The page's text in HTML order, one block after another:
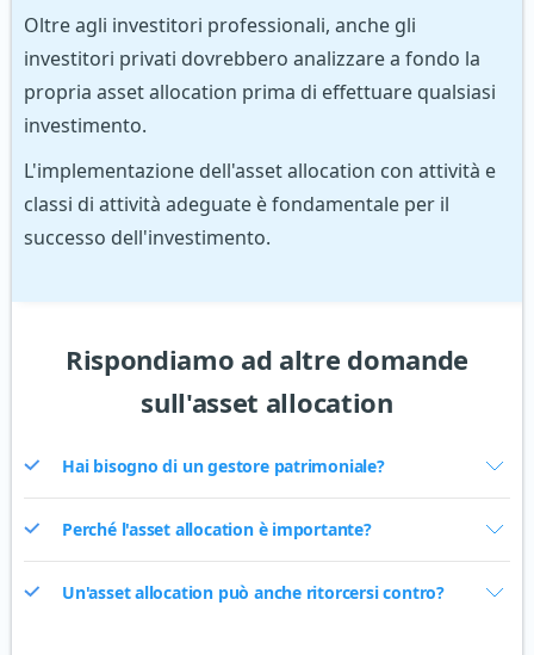
Oltre agli investitori professionali, anche gli
investitori privati dovrebbero analizzare a fondo la
propria asset allocation prima di effettuare qualsiasi
investimento.
L'implementazione dell'asset allocation con attività e
classi di attività adeguate è fondamentale per il
successo dell'investimento.
Rispondiamo ad altre domande
sull'asset allocation
Hai bisogno di un gestore patrimoniale?
Perché l'asset allocation è importante?
Un'asset allocation può anche ritorcersi contro?